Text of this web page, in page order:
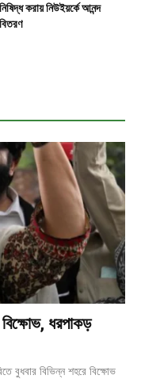
করায় নিউইয়র্কে আনন্দ
বিক্ষোভ, ধরপাকড়
বুধবার বিভিন্ন শহরে বিক্ষোভ